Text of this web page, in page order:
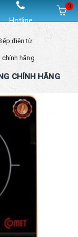
Hotline
0
điện từ
chính hãng
CHÍNH HÃNG